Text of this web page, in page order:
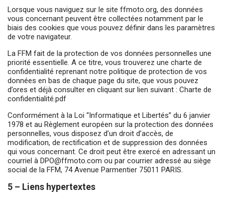
Lorsque vous naviguez sur le site ffmoto.org, des données
vous concernant peuvent être collectées notamment par le
biais des cookies que vous pouvez définir dans les paramètres
de votre navigateur.
La FFM fait de la protection de vos données personnelles une
priorité essentielle. A ce titre, vous trouverez une charte de
confidentialité reprenant notre politique de protection de vos
données en bas de chaque page du site, que vous pouvez
d’ores et déjà consulter en cliquant sur lien suivant : Charte de
confidentialité.pdf
Conformément à la Loi “Informatique et Libertés” du 6 janvier
1978 et au Règlement européen sur la protection des données
personnelles, vous disposez d’un droit d’accès, de
modification, de rectification et de suppression des données
qui vous concernant. Ce droit peut être exercé en adressant un
courriel à DPO@ffmoto.com ou par courrier adressé au siège
social de la FFM, 74 Avenue Parmentier 75011 PARIS.
5 – Liens hypertextes